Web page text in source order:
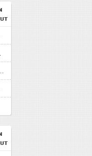
出検討
党議員9人が判明ｗｗｗｗｗｗ